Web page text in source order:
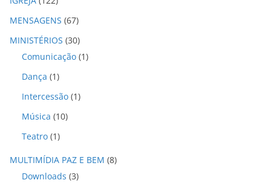
MENSAGENS (67)
MINISTÉRIOS (30)
Comunicação (1)
Dança (1)
Intercessão (1)
Música (10)
Teatro (1)
MULTIMÍDIA PAZ E BEM (8)
Downloads (3)